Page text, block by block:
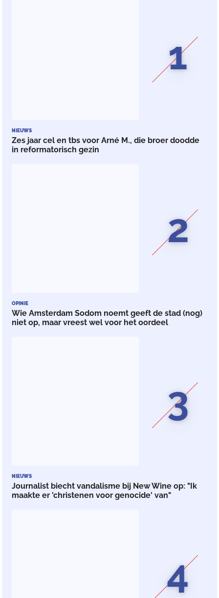
1
NIEUWS
Zes jaar cel en tbs voor Arné M., die broer doodde
in reformatorisch gezin
2
OPINIE
Wie Amsterdam Sodom noemt geeft de stad (nog)
niet op, maar vreest wel voor het oordeel
3
NIEUWS
Journalist biecht vandalisme bij New Wine op: "Ik
maakte er 'christenen voor genocide' van"
4